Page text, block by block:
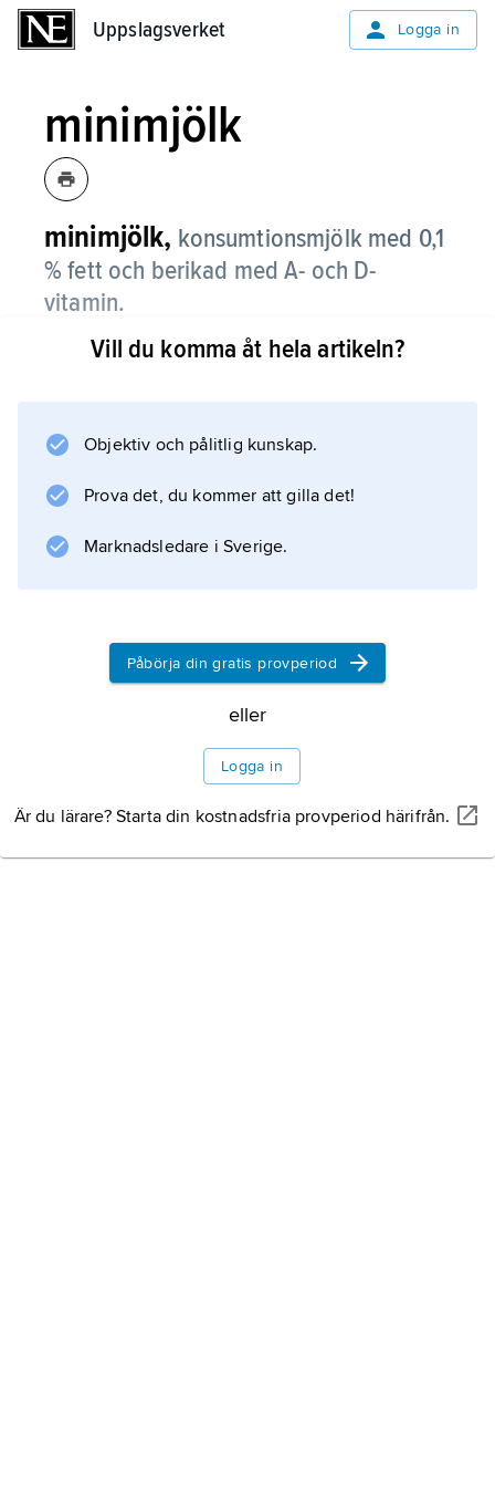
Uppslagsverket Logga in
minimjölk
minimjölk, konsumtionsmjölk med 0,1
% fett och berikad med A- och D-
vitamin.
Minimjölk är trots den låga fetthalten
introducerades 1990. Konsumtionen av
per person, motsvarande 18 % av
mjölkkonsumtionen.
Information om artikeln
Vill du komma åt hela artikeln?
Objektiv och pålitlig kunskap.
Prova det, du kommer att gilla det!
Marknadsledare i Sverige.
Påbörja din gratis provperiod
eller
Logga in
Är du lärare? Starta din kostnadsfria provperiod härifrån.